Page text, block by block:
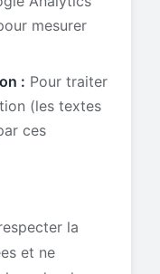
mesurer
: Pour traiter
(les textes
ces
la
et ne